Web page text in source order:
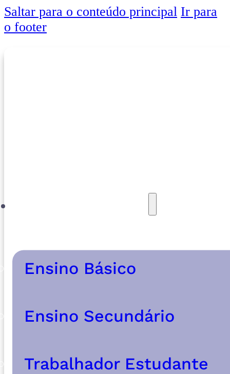
Saltar para o conteúdo principal Ir para
o footer
Ensino Básico
Ensino Secundário
Trabalhador Estudante
O ano